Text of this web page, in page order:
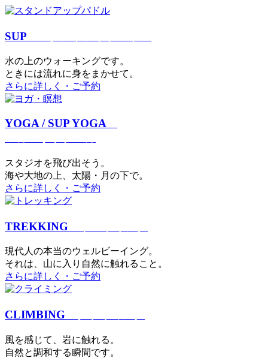
SUP
⽔の上のウォーキングです。
ときには流れに身をまかせて。
さらに詳しく・ご予約
YOGA / SUP YOGA
スタジオを⾶び出そう。
海や大地の上、太陽・⽉の下で。
さらに詳しく・ご予約
TREKKING
現代⼈の本当のウェルビーイング。
それは、⼭に⼊り⾃然に触れること。
さらに詳しく・ご予約
CLIMBING
⾵を感じて、岩に触れる。
⾃然と調和する瞬間です。